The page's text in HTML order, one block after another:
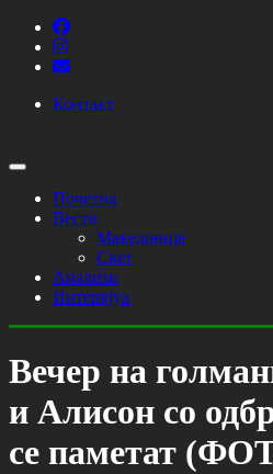
Контакт
Почетна
Вести
Македонија
Свет
Анализи
Интервјуа
Вечер на
и Алисон со
се паметат